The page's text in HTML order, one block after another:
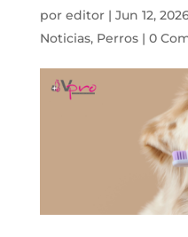
por editor| Jun 12,
Noticias, Perros| 0